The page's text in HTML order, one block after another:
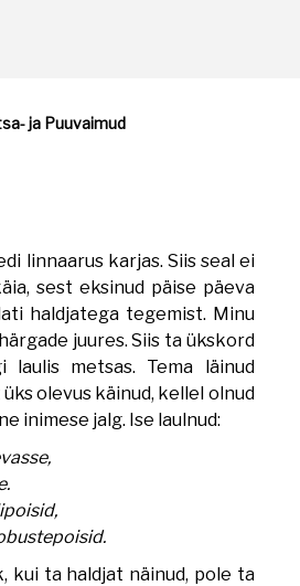
ja Puuvaimud
linnaarus karjas. Siis seal ei
sest eksinud päise päeva
haldjatega tegemist. Minu
juures. Siis ta ükskord
laulis metsas. Tema läinud
olevus käinud, kellel olnud
inimese jalg. Ise laulnud:
kui ta haldjat näinud, pole ta